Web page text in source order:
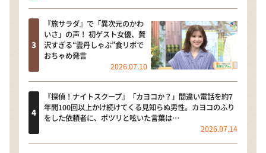
『旅サラダ』で「異次元のかわ
いさ」の声！ 初ゲスト女優、贅
沢すぎる“雲丹しゃぶ”食リポで
おちゃめ発言
2026.07.10
『探偵！ナイトスクープ』「カヨコか？」間違い電話を約7
年間100回以上かけ続けてくる見知らぬ男性。カヨコのふり
をした依頼者に、ポツリと呟いた言葉は…
2026.07.14